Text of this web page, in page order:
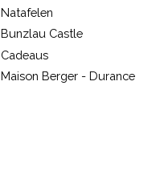
Natafelen
Bunzlau Castle
Cadeaus
Maison Berger - Durance